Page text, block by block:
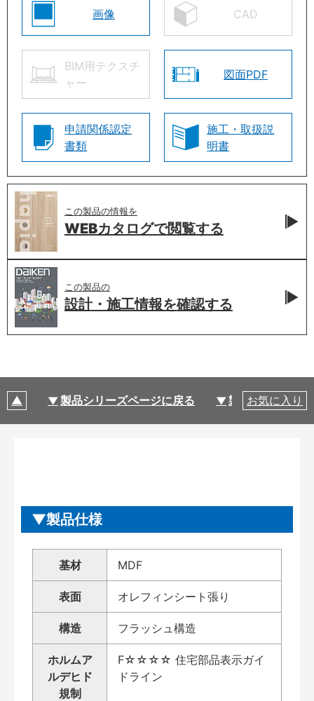
画像 CAD
BIM用テクスチ
ャー
図面PDF
申請関係認定
書類
施工・取扱説
明書
この製品の情報を
WEBカタログで閲覧する
この製品の
設計・施工情報を確認する
製品シリーズページに戻る 製品仕様
お気に入り
製品仕様
基材 MDF
表面 オレフィンシート張り
構造 フラッシュ構造
ホルムア
ルデヒド
規制
F☆☆☆☆ 住宅部品表示ガイ
ドライン